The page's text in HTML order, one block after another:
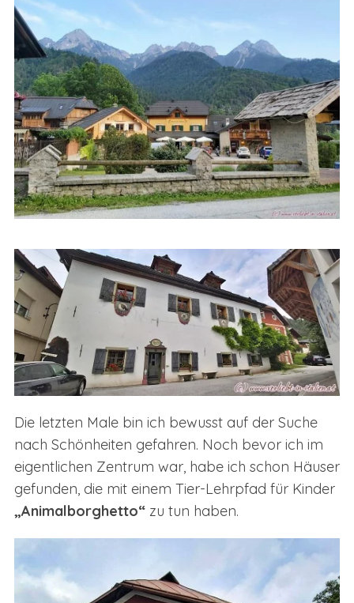
Die letzten Male bin ich bewusst auf der Suche
nach Schönheiten gefahren. Noch bevor ich im
eigentlichen Zentrum war, habe ich schon Häuser
gefunden, die mit einem Tier-Lehrpfad für Kinder
„Animalborghetto“zu tun haben.